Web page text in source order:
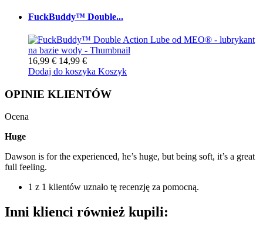
FuckBuddy™ Double...
16,99 € 14,99 €
Dodaj do koszyka Koszyk
OPINIE KLIENTÓW
Ocena
Huge
Dawson is for the experienced, he’s huge, but being soft, it’s a great
full feeling.
1 z 1 klientów uznało tę recenzję za pomocną.
Inni klienci również kupili: